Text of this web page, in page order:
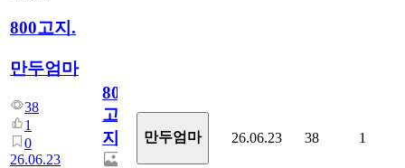
800고지.
만두엄마
38
1
0
26.06.23
800
고
지.
만두엄마 26.06.23 38 1